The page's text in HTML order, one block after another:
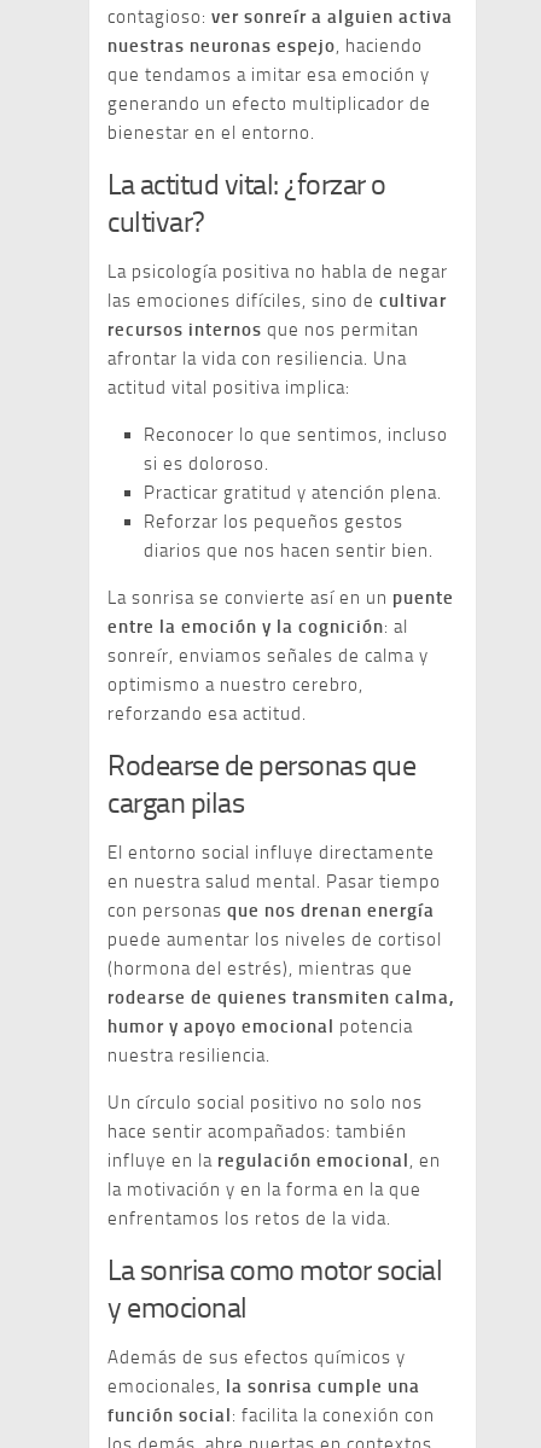
contagioso: ver sonreír a alguien activa
nuestras neuronas espejo, haciendo
que tendamos a imitar esa emoción y
generando un efecto multiplicador de
bienestar en el entorno.
La actitud vital: ¿forzar o
cultivar?
La psicología positiva no habla de negar
las emociones difíciles, sino de cultivar
recursos internos que nos permitan
afrontar la vida con resiliencia. Una
actitud vital positiva implica:
Reconocer lo que sentimos, incluso
si es doloroso.
Practicar gratitud y atención plena.
Reforzar los pequeños gestos
diarios que nos hacen sentir bien.
La sonrisa se convierte así en un puente
entre la emoción y la cognición: al
sonreír, enviamos señales de calma y
optimismo a nuestro cerebro,
reforzando esa actitud.
Rodearse de personas que
cargan pilas
El entorno social influye directamente
en nuestra salud mental. Pasar tiempo
con personas que nos drenan energía
puede aumentar los niveles de cortisol
(hormona del estrés), mientras que
rodearse de quienes transmiten calma,
humor y apoyo emocional potencia
nuestra resiliencia.
Un círculo social positivo no solo nos
hace sentir acompañados: también
influye en la regulación emocional, en
la motivación y en la forma en la que
enfrentamos los retos de la vida.
La sonrisa como motor social
y emocional
Además de sus efectos químicos y
emocionales, la sonrisa cumple una
función social: facilita la conexión con